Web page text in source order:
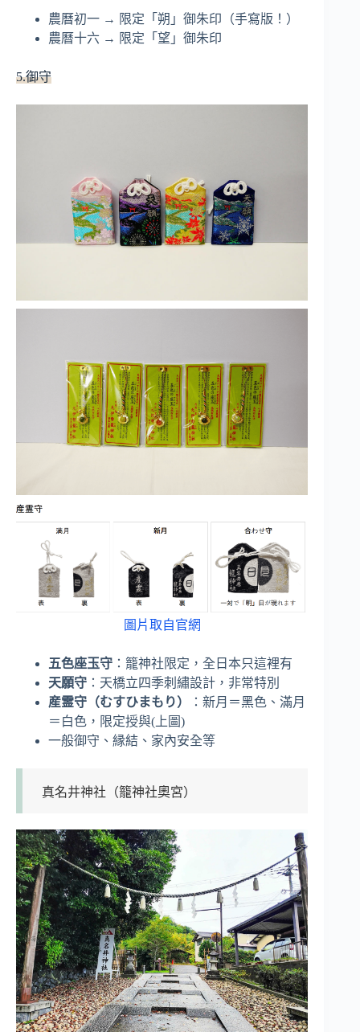
農曆初一 → 限定「朔」御朱印（手寫版！）
農曆十六 → 限定「望」御朱印
5.御守
圖片取自官網
五色座玉守 ：籠神社限定，全日本只這裡有
天願守 ：天橋立四季刺繡設計，非常特別
産霊守（むすひまもり）
：新月＝黑色、滿月
＝白色，限定授與(上圖)
一般御守、縁結、家內安全等
真名井神社（籠神社奧宮）